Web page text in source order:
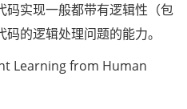
码实现一般都带有逻辑性（包
的逻辑处理问题的能力。
Learning from Human